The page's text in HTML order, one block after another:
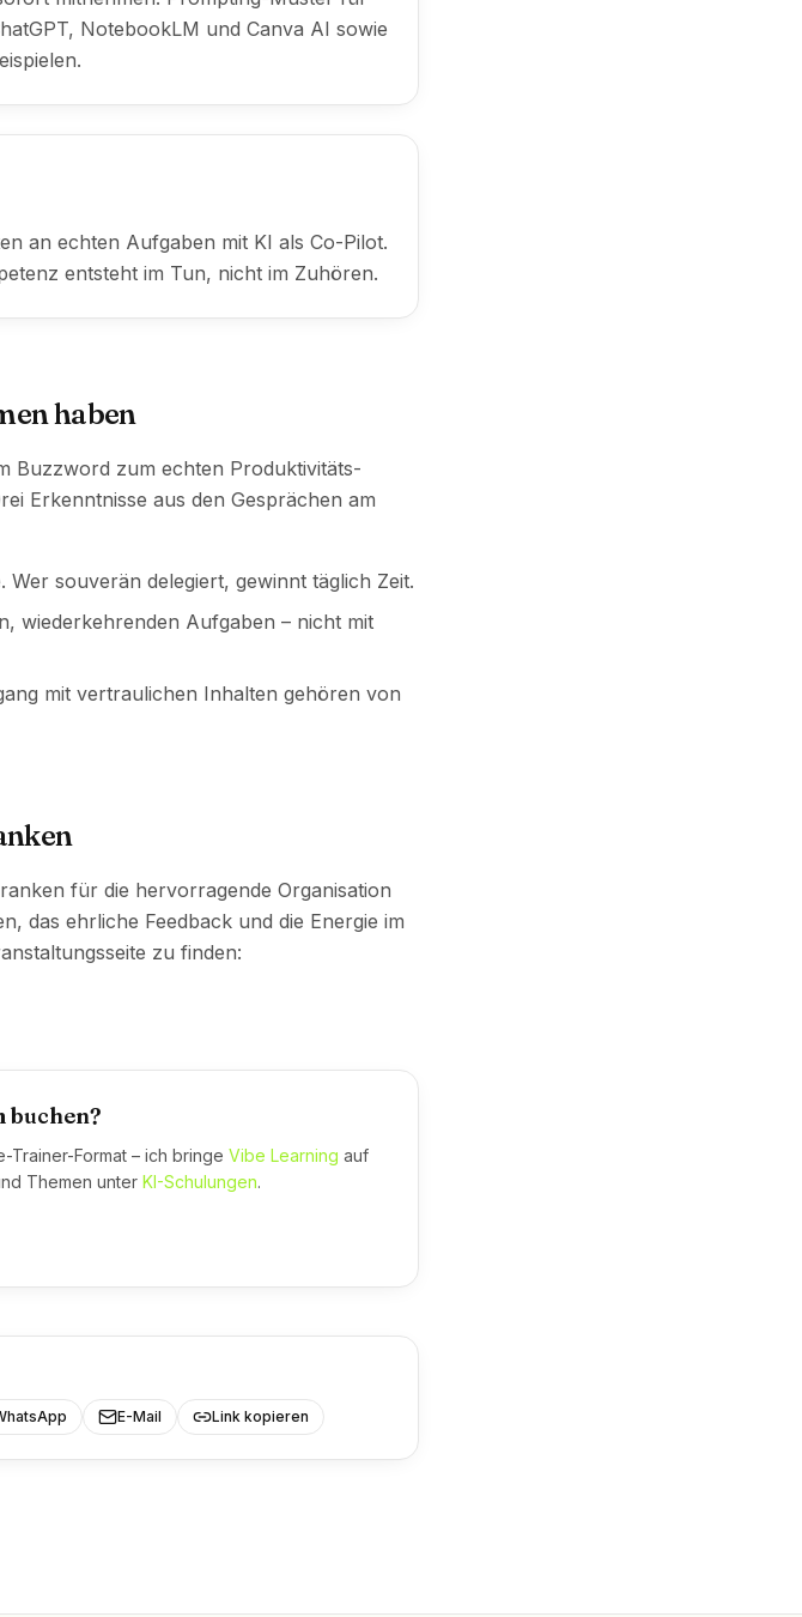
NotebookLM und Canva AI sowie
an echten Aufgaben mit KI als Co-Pilot.
entsteht im Tun, nicht im Zuhören.
haben
Buzzword zum echten Produktivitäts-
Erkenntnisse aus den Gesprächen am
souverän delegiert, gewinnt täglich Zeit.
wiederkehrenden Aufgaben – nicht mit
mit vertraulichen Inhalten gehören von
für die hervorragende Organisation
das ehrliche Feedback und die Energie im
zu finden:
buchen?
Trainer-Format – ich bringe Vibe Learning auf
Themen unter KI-Schulungen.
E-Mail Link kopieren